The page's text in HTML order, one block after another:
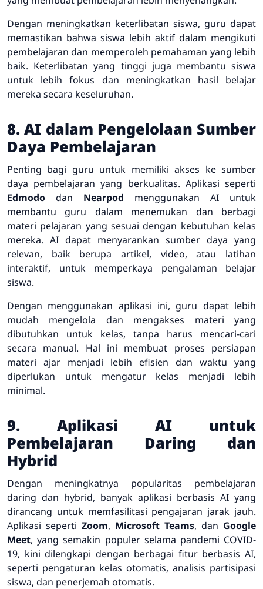
Dengan meningkatkan keterlibatan siswa, guru dapat
memastikan bahwa siswa lebih aktif dalam mengikuti
pembelajaran dan memperoleh pemahaman yang lebih
baik. Keterlibatan yang tinggi juga membantu siswa
untuk lebih fokus dan meningkatkan hasil belajar
mereka secara keseluruhan.
8. AI dalam Pengelolaan Sumber
Daya Pembelajaran
Penting bagi guru untuk memiliki akses ke sumber
daya pembelajaran yang berkualitas. Aplikasi seperti
Edmodo dan Nearpod menggunakan AI untuk
membantu guru dalam menemukan dan berbagi
materi pelajaran yang sesuai dengan kebutuhan kelas
mereka. AI dapat menyarankan sumber daya yang
relevan, baik berupa artikel, video, atau latihan
interaktif, untuk memperkaya pengalaman belajar
siswa.
Dengan menggunakan aplikasi ini, guru dapat lebih
mudah mengelola dan mengakses materi yang
dibutuhkan untuk kelas, tanpa harus mencari-cari
secara manual. Hal ini membuat proses persiapan
materi ajar menjadi lebih efisien dan waktu yang
diperlukan untuk mengatur kelas menjadi lebih
minimal.
9. Aplikasi AI untuk
Pembelajaran Daring dan
Hybrid
Dengan meningkatnya popularitas pembelajaran
daring dan hybrid, banyak aplikasi berbasis AI yang
dirancang untuk memfasilitasi pengajaran jarak jauh.
Aplikasi seperti Zoom, Microsoft Teams, dan Google
Meet, yang semakin populer selama pandemi COVID-
19, kini dilengkapi dengan berbagai fitur berbasis AI,
seperti pengaturan kelas otomatis, analisis partisipasi
siswa, dan penerjemah otomatis.